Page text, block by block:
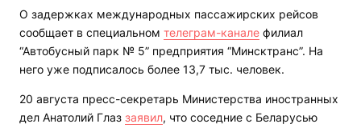
О задержках международных пассажирских рейсов
сообщает в специальном телеграм-канале филиал
“Автобусный парк № 5” предприятия “Минсктранс”. На
него уже подписалось более 13,7 тыс. человек.
20 августа пресс-секретарь Министерства иностранных
дел Анатолий Глаз заявил, что соседние с Беларусью